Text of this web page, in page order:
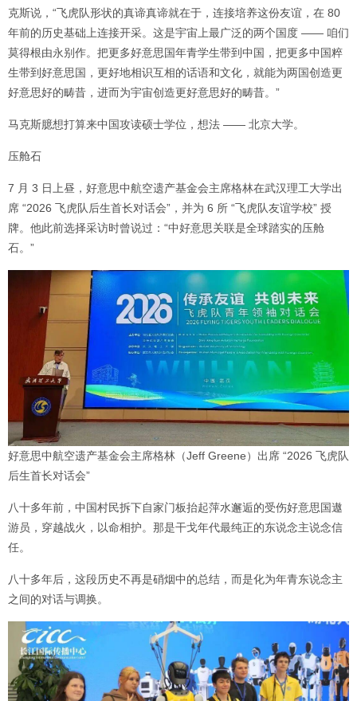
克斯说，“飞虎队形状的真谛真谛就在于，连接培养这份友谊，在 80
年前的历史基础上连接开采。这是宇宙上最广泛的两个国度 —— 咱们
莫得根由永别作。把更多好意思国年青学生带到中国，把更多中国粹
生带到好意思国，更好地相识互相的话语和文化，就能为两国创造更
好意思好的畴昔，进而为宇宙创造更好意思好的畴昔。”
马克斯臆想打算来中国攻读硕士学位，想法 —— 北京大学。
压舱石
7 月 3 日上昼，好意思中航空遗产基金会主席格林在武汉理工大学出
席 “2026 飞虎队后生首长对话会”，并为 6 所 “飞虎队友谊学校” 授
牌。他此前选择采访时曾说过：“中好意思关联是全球踏实的压舱
石。”
好意思中航空遗产基金会主席格林（Jeff Greene）出席 “2026 飞虎队
后生首长对话会”
八十多年前，中国村民拆下自家门板抬起萍水邂逅的受伤好意思国遨
游员，穿越战火，以命相护。那是干戈年代最纯正的东说念主说念信
任。
八十多年后，这段历史不再是硝烟中的总结，而是化为年青东说念主
之间的对话与调换。